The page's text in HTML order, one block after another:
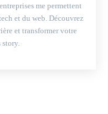
me permettent
et du web. Découvrez
et transformer votre